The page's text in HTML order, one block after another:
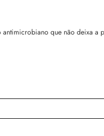
que não deixa a